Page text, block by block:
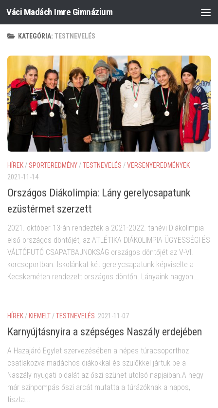
Skip to content
Váci Madách Imre Gimnázium
KATEGÓRIA: TESTNEVELÉS
HÍREK /SPORTEREDMÉNY /TESTNEVELÉS /VERSENYEREDMÉNYEK
2021-11-14
Országos Diákolimpia: Lány gerelycsapatunk
ezüstérmet szerzett
2021. október 13-án rendezték a 2021-2022. tanévi Diákolimpia
első országos döntőjét, az ATLÉTIKA DIÁKOLIMPIA ÜGYESSÉGI ÉS
VÁLTÓFUTÓ CSAPATBAJNOKSÁG országos döntőjét az V-VI.
korcsoportban. Iskolánkat két gerelycsapatunk képviselte a
Kecskeméten rendezett országos döntőn. Lányaink nagyon...
HÍREK / KIEMELT /TESTNEVELÉS 2021-11-07
Karnyújtásnyira a szépséges Naszály erdejében
A Hazajáró Egylet szervezésében a népes túracsoporthoz
csatlakozva madáchos diákokkal és szülőkkel jártuk be a
Naszály nyugati oldalát az őszi szünet utolsó napjaiban.A hegy
már színpompás őszi arcát mutatta a túrázóknak a napos,
tiszta...